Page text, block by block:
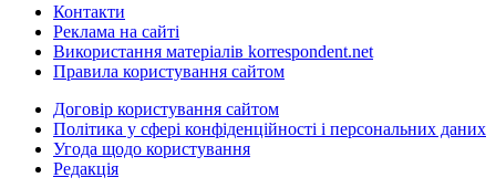
Контакти
Реклама на сайті
Використання матеріалів korrespondent.net
Правила користування сайтом
Договір користування сайтом
Політика у сфері конфіденційності і персональних даних
Угода щодо користування
Редакція